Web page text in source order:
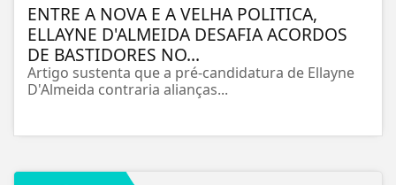
ENTRE A NOVA E A VELHA POLITICA,
ELLAYNE D'ALMEIDA DESAFIA ACORDOS
DE BASTIDORES NO...
Artigo sustenta que a pré-candidatura de Ellayne
D'Almeida contraria alianças...